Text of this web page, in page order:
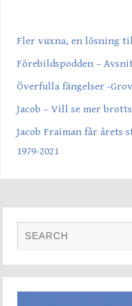
Fler vuxna, en lösning
Förebildspodden –
Överfulla fängelser -
Jacob – Vill se mer
Jacob Fraiman får årets
1979-2021